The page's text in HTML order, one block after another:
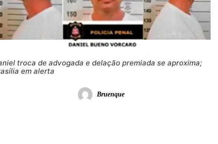
troca de advogada e delação premiada se aproxima;
em alerta
Bruenque